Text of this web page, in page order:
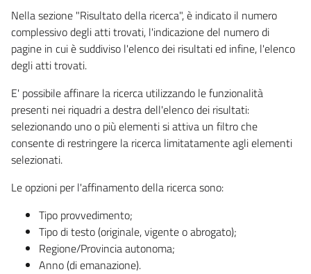
Nella sezione "Risultato della ricerca", è indicato il numero
complessivo degli atti trovati, l'indicazione del numero di
pagine in cui è suddiviso l'elenco dei risultati ed infine, l'elenco
degli atti trovati.
E' possibile affinare la ricerca utilizzando le funzionalità
presenti nei riquadri a destra dell'elenco dei risultati:
selezionando uno o più elementi si attiva un filtro che
consente di restringere la ricerca limitatamente agli elementi
selezionati.
Le opzioni per l'affinamento della ricerca sono:
Tipo provvedimento;
Tipo di testo (originale, vigente o abrogato);
Regione/Provincia autonoma;
Anno (di emanazione).